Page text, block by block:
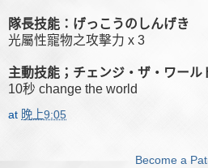
隊長技能：げっこうのしんげき
光屬性寵物之攻擊力 x 3
主動技能；チェンジ・ザ・ワール
10秒 change the world
at 晚上9:05
Become a